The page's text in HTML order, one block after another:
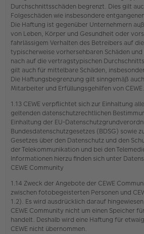
Durchschnittsschäden begrenzt. Dies gilt
Folgeschäden wie insbesondere
Die Haftung ist gegenüber Unternehmern
von Leben, Körper und Gesundheit oder
fahrlässigem Verhalten des Betreibers auf
typischerweise vorhersehbaren Schäden
nach auf die vertragstypischen
gilt auch für mittelbare Schäden,
Die Haftungsbegrenzung gilt sinngemäß
Mitarbeiter und Erfüllungsgehilfen von CEWE.
1.13 CEWE verpflichtet sich zur Einhaltung
geltenden datenschutzrechtlichen
Einhaltung der EU-
Bundesdatenschutzgesetzes (BDSG) sowie
Gesetzes über den Datenschutz und den
der Telekommunikation und bei den
Informationen hierzu finden sich unter
CEWE Community
1.14 Zweck der Angebote der CEWE
zwischen fotobegeisterten Personen und
1.2). Es wird ausdrücklich darauf
CEWE Community nicht um einen Speicher
handelt. Deshalb wird eine Haftung für
CEWE nicht übernommen.